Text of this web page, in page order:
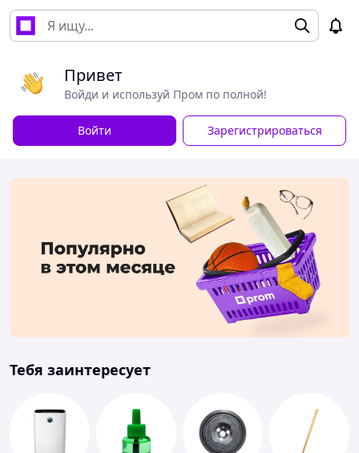
Привет
Войди и используй Пром по полной!
Войти Зарегистрироваться
Тебя заинтересует